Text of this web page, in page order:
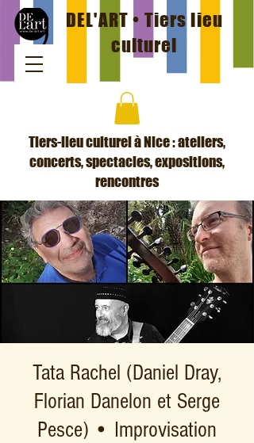
DEL'ART • Tiers lieu
culturel
Tiers-lieu culturel à Nice : ateliers,
concerts, spectacles, expositions,
rencontres
Tata Rachel (Daniel Dray,
Florian Danelon et Serge
Pesce) • Improvisation